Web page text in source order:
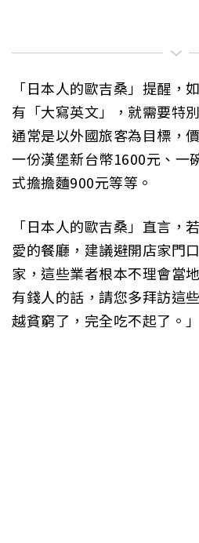
「日本人的歐吉桑」提醒，
有「大寫英文」，就需要特
通常是以外國旅客為目標，
一份漢堡新台幣1600元、一
式擔擔麵900元等等。
「日本人的歐吉桑」直言，
愛的餐廳，建議避開店家門
家，這些業者根本不理會當
有錢人的話，請您多拜訪這
越貧窮了，完全吃不起了。」